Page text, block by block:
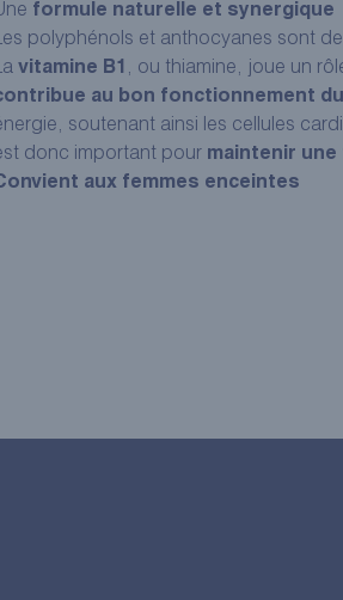
formule naturelle et synergique
polyphénols et anthocyanes sont
vitamine B1 , ou thiamine, joue un
au bon fonctionnement
soutenant ainsi les cellules
donc important pour maintenir
aux femmes enceintes